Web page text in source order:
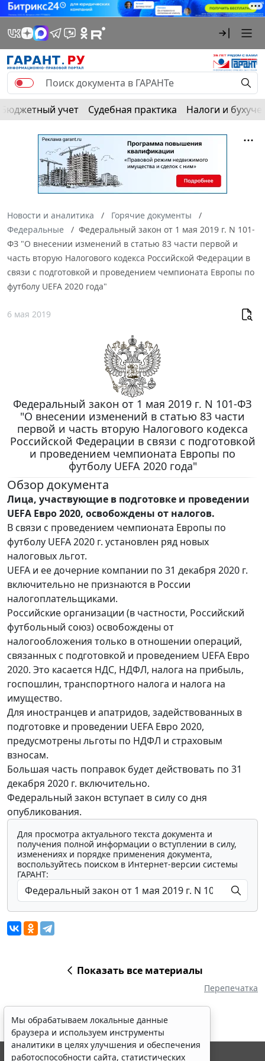
Бюджетный учет Судебная практика Налоги и
Новости и аналитика
Горячие документы
Федеральные
Федеральный закон от 1 мая 2019 г. N 101-
ФЗ "О внесении изменений в статью 83 части первой и
часть вторую Налогового кодекса Российской Федерации в
связи с подготовкой и проведением чемпионата Европы по
футболу UEFA 2020 года"
6 мая 2019
Федеральный закон от 1 мая 2019 г. N 101-ФЗ
"О внесении изменений в статью 83 части
первой и часть вторую Налогового кодекса
Российской Федерации в связи с подготовкой
и проведением чемпионата Европы по
футболу UEFA 2020 года"
Обзор документа
Лица, участвующие в подготовке и проведении
UEFA Евро 2020, освобождены от налогов.
В связи с проведением чемпионата Европы по
футболу UEFA 2020 г. установлен ряд новых
налоговых льгот.
UEFA и ее дочерние компании по 31 декабря 2020 г.
включительно не признаются в России
налогоплательщиками.
Российские организации (в частности, Российский
футбольный союз) освобождены от
налогообложения только в отношении операций,
связанных с подготовкой и проведением UEFA Евро
2020. Это касается НДС, НДФЛ, налога на прибыль,
госпошлин, транспортного налога и налога на
имущество.
Для иностранцев и апатридов, задействованных в
подготовке и проведении UEFA Евро 2020,
предусмотрены льготы по НДФЛ и страховым
взносам.
Большая часть поправок будет действовать по 31
декабря 2020 г. включительно.
Федеральный закон вступает в силу со дня
опубликования.
Для просмотра актуального текста документа и
получения полной информации о вступлении в силу,
изменениях и порядке применения документа,
воспользуйтесь поиском в Интернет-версии системы
ГАРАНТ:
Показать все материалы
Перепечатка
Мы обрабатываем локальные данные
браузера и используем инструменты
аналитики в целях улучшения и обеспечения
работоспособности сайта, статистических